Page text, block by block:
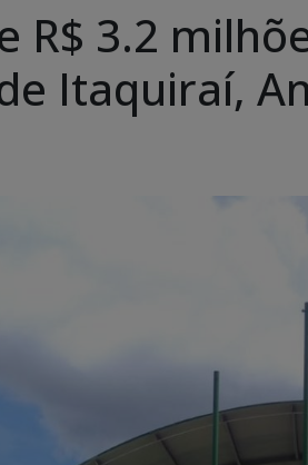
R$ 3.2
Itaquiraí,